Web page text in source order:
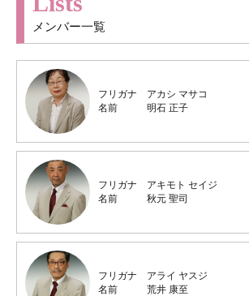
メンバー一覧
フリガナ
アカシ マサコ
名前
明石 正子
フリガナ
アキモト セイジ
名前
秋元 聖司
フリガナ
アライ ヤスジ
名前
荒井 康至